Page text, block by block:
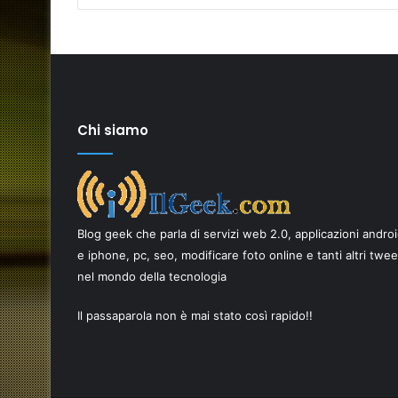
Chi siamo
Blog geek che parla di servizi web 2.0, applicazioni
e iphone, pc, seo, modificare foto online e tanti altri
nel mondo della tecnologia
Il passaparola non è mai stato così rapido!!
è una
Come
scegliere
migliori
ricambi
per
17 Giugno 2026
smartphone per una riparazione di